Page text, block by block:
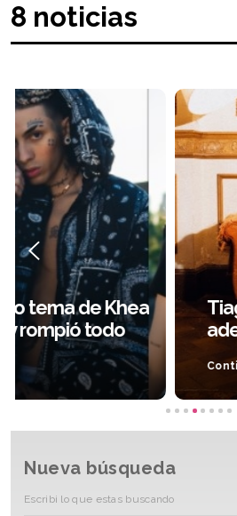
8 noticias
Tiago PZK sorprende
adelanto de su
Continuar leyendo
Nueva búsqueda
Escribi lo que estas buscando